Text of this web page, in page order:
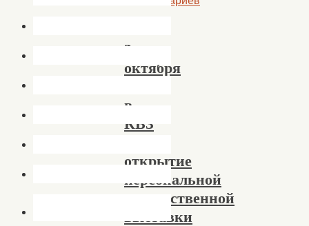
3
октября
в
КВЗ
открытие
персональной
художественной
выставки